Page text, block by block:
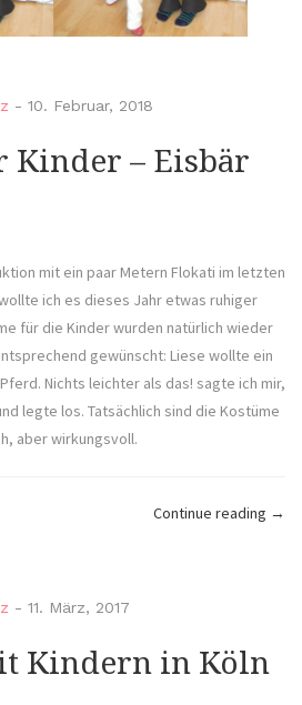
- 10. Februar, 2018
Kinder – Eisbär
mit ein paar Metern Flokati im letzten
ich es dieses Jahr etwas ruhiger
für die Kinder wurden natürlich wieder
gewünscht: Liese wollte ein
Nichts leichter als das! sagte ich mir,
legte los. Tatsächlich sind die Kostüme
aber wirkungsvoll.
Continue reading →
- 11. März, 2017
Kindern in Köln